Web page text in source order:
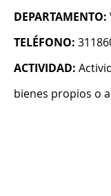
DEPARTAMENTO:
TELÉFONO:
ACTIVIDAD:
bienes propios o